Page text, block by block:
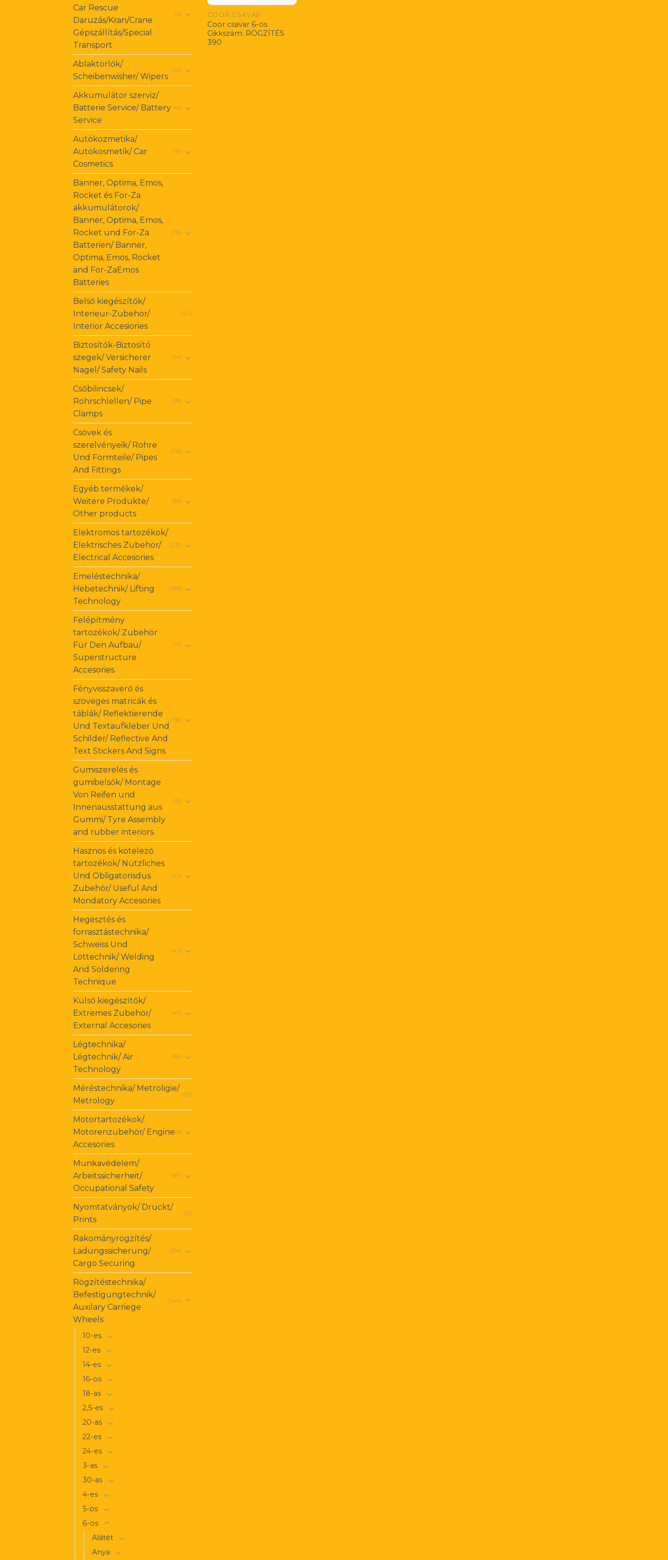
Car Rescue
Daruzás/Kran/Crane
Gépszállítás/Special
Transport
(6)
Ablaktörlők/
Scheibenwisher/ Wipers
(26)
Akkumulátor szerviz/
Batterie Service/ Battery
Service
(61)
Autókozmetika/
Autokosmetik/ Car
Cosmetics
(10)
Banner, Optima, Emos,
Rocket és For-Za
akkumulátorok/
Banner, Optima, Emos,
Rocket und For-Za
Batterien/ Banner,
Optima, Emos, Rocket
and For-ZaEmos
Batteries
(115)
Belső kiegészítők/
Interieur-Zubehör/
Interior Accesiories
(42)
Biztosítók-Biztosító
szegek/ Versicherer
Nagel/ Safety Nails
(34)
Csőbilincsek/
Rohrschlellen/ Pipe
Clamps
(89)
Csövek és
szerelvényeik/ Rohre
Und Formteile/ Pipes
And Fittings
(100)
Egyéb termékek/
Weitere Produkte/
Other products
(60)
Elektromos tartozékok/
Elektrisches Zubehör/
Electrical Accesories
(231)
Emeléstechnika/
Hebetechnik/ Lifting
Technology
(185)
Felépítmény
tartozékok/ Zubehör
Für Den Aufbau/
Superstructure
Accesories
(71)
Fényvisszaverő és
szöveges matricák és
táblák/ Reflektierende
Und Textaufkleber Und
Schilder/ Reflective And
Text Stickers And Signs
(130)
Gumiszerelés és
gumibelsők/ Montage
Von Reifen und
Innenausstattung aus
Gummi/ Tyre Assembly
and rubber interiors
(15)
Hasznos és kötelező
tartozékok/ Nützliches
Und Obligatorisdus
Zubehör/ Useful And
Mondatory Accesories
(43)
Hegesztés és
forrasztástechnika/
Schweiss Und
Löttechnik/ Welding
And Soldering
Technique
(43)
Külső kiegészítők/
Extremes Zubehör/
External Accesories
(45)
Légtechnika/
Légtechnik/ Air
Technology
(161)
Méréstechnika/ Metroligie/
Metrology
(25)
Motortartozékok/
Motorenzubehör/ Engine
Accesories
(8)
Munkavédelem/
Arbeitssicherheit/
Occupational Safety
(87)
Nyomtatványok/ Druckt/
Prints
(15)
Rakományrögzítés/
Ladungssicherung/
Cargo Securing
(104)
Rögzítéstechnika/
Befestigungtechnik/
Auxilary Carriege
Wheels
(246)
10-es
12-es
14-es
16-os
18-as
2,5-es
20-as
22-es
24-es
3-as
30-as
4-es
5-ös
6-os
Alátét
Anya
COOR CSAVAR
Coor csavar 6-os
Cikkszám: RÖGZÍTÉS
390